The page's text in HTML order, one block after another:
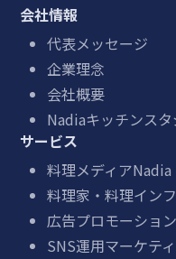
会社情報
代表メッセージ
企業理念
会社概要
Nadiaキッチンスタ
サービス
料理メディアNadia
料理家・料理イン
広告プロモーショ
SNS運用マーケテ